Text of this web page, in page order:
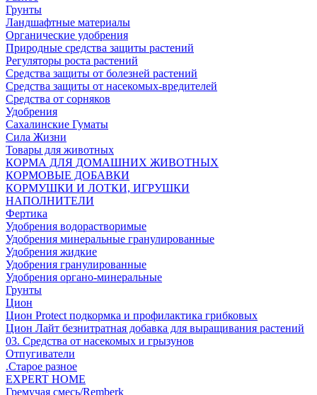
Грунты
Ландшафтные материалы
Органические удобрения
Природные средства защиты растений
Регуляторы роста растений
Средства защиты от болезней растений
Средства защиты от насекомых-вредителей
Средства от сорняков
Удобрения
Сахалинские Гуматы
Сила Жизни
Товары для животных
КОРМА ДЛЯ ДОМАШНИХ ЖИВОТНЫХ
КОРМОВЫЕ ДОБАВКИ
КОРМУШКИ И ЛОТКИ, ИГРУШКИ
НАПОЛНИТЕЛИ
Фертика
Удобрения водорастворимые
Удобрения минеральные гранулированные
Удобрения жидкие
Удобрения гранулированные
Удобрения органо-минеральные
Грунты
Цион
Цион Protect подкормка и профилактика грибковых
Цион Лайт безнитратная добавка для выращивания растений
03. Средства от насекомых и грызунов
Отпугиватели
.Старое разное
EXPERT HOME
Гремучая смесь/Remberk